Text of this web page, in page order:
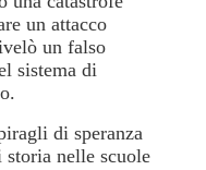
un attacco
un falso
sistema di
di speranza
nelle scuole